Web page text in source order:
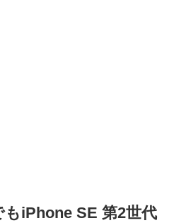
iPhone SE 第2世代